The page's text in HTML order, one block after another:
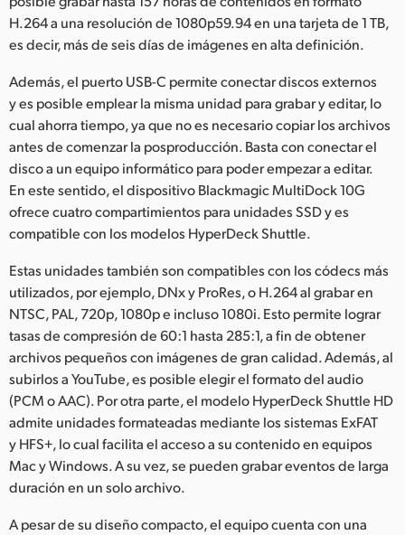
H.264 a una resolución de 1080p59.94 en una tarjeta de 1 TB,
es decir, más de seis días de imágenes en alta definición.
Además, el puerto USB-C permite conectar discos externos
y es posible emplear la misma unidad para grabar y editar, lo
cual ahorra tiempo, ya que no es necesario copiar los archivos
antes de comenzar la posproducción. Basta con conectar el
disco a un equipo informático para poder empezar a editar.
En este sentido, el dispositivo Blackmagic MultiDock 10G
ofrece cuatro compartimientos para unidades SSD y es
compatible con los modelos HyperDeck Shuttle.
Estas unidades también son compatibles con los códecs más
utilizados, por ejemplo, DNx y ProRes, o H.264 al grabar en
NTSC, PAL, 720p, 1080p e incluso 1080i. Esto permite lograr
tasas de compresión de 60:1 hasta 285:1, a fin de obtener
archivos pequeños con imágenes de gran calidad. Además, al
subirlos a YouTube, es posible elegir el formato del audio
(PCM o AAC). Por otra parte, el modelo HyperDeck Shuttle HD
admite unidades formateadas mediante los sistemas ExFAT
y HFS+, lo cual facilita el acceso a su contenido en equipos
Mac y Windows. A su vez, se pueden grabar eventos de larga
duración en un solo archivo.
A pesar de su diseño compacto, el equipo cuenta con una